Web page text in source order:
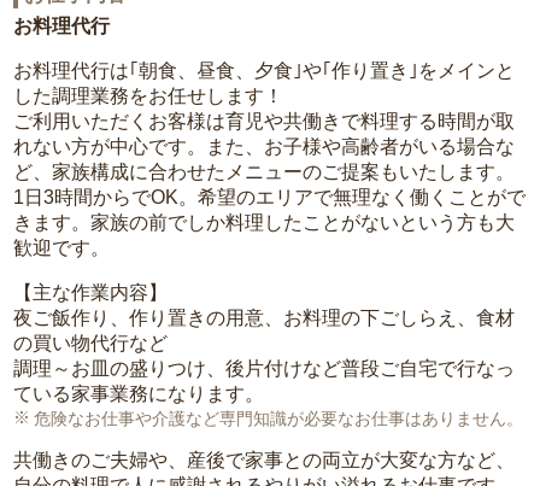
お料理代行
お料理代行は｢朝食、昼食、夕食｣や｢作り置き｣をメインと
した調理業務をお任せします！
ご利用いただくお客様は育児や共働きで料理する時間が取
れない方が中心です。また、お子様や高齢者がいる場合な
ど、家族構成に合わせたメニューのご提案もいたします。
1日3時間からでOK。希望のエリアで無理なく働くことがで
きます。家族の前でしか料理したことがないという方も大
歓迎です。
【主な作業内容】
夜ご飯作り、作り置きの用意、お料理の下ごしらえ、食材
の買い物代行など
調理～お皿の盛りつけ、後片付けなど普段ご自宅で行なっ
ている家事業務になります。
危険なお仕事や介護など専門知識が必要なお仕事はありません。
共働きのご夫婦や、産後で家事との両立が大変な方など、